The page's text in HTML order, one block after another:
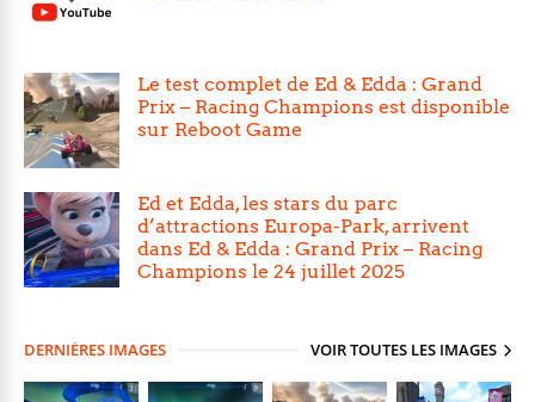
Le test complet de Ed & Edda : Grand
Prix – Racing Champions est disponible
sur Reboot Game
Ed et Edda, les stars du parc
d’attractions Europa-Park, arrivent
dans Ed & Edda : Grand Prix – Racing
Champions le 24 juillet 2025
DERNIÈRES IMAGES VOIR TOUTES LES IMAGES